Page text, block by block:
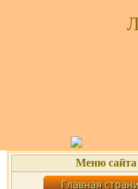
Меню сайта